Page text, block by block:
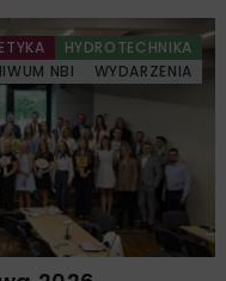
HYDROTECHNIKA
NBI WYDARZENIA